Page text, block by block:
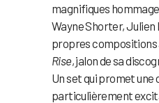
magnifiques
Wayne Shorter, Julien
propres compositions
Rise, jalon de sa
Un set qui promet une
particulièrement